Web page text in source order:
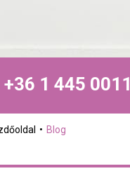
+36 1 445 0011
Blog